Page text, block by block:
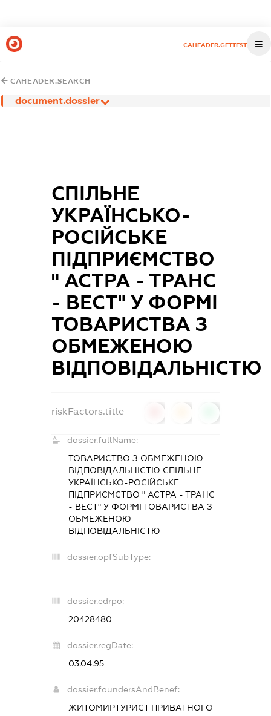
CAHEADER.GETTEST
CAHEADER.SEARCH
document.dossier
СПІЛЬНЕ
УКРАЇНСЬКО-
РОСІЙСЬКЕ
ПІДПРИЄМСТВО
" АСТРА - ТРАНС
- ВЕСТ" У ФОРМІ
ТОВАРИСТВА З
ОБМЕЖЕНОЮ
ВІДПОВІДАЛЬНІСТЮ
riskFactors.title
dossier.fullName:
ТОВАРИСТВО З ОБМЕЖЕНОЮ
ВІДПОВІДАЛЬНІСТЮ СПІЛЬНЕ
УКРАЇНСЬКО-РОСІЙСЬКЕ
ПІДПРИЄМСТВО " АСТРА - ТРАНС
- ВЕСТ" У ФОРМІ ТОВАРИСТВА З
ОБМЕЖЕНОЮ
ВІДПОВІДАЛЬНІСТЮ
dossier.opfSubType:
-
dossier.edrpo:
20428480
dossier.regDate:
03.04.95
dossier.foundersAndBenef:
ЖИТОМИРТУРИСТ ПРИВАТНОГО